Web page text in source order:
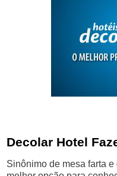
Decolar Hotel
Sinônimo de mesa farta